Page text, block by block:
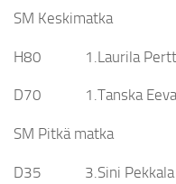
SM Keskimatka
H80 1.Laurila
D70 1.Tanska Eeva
SM Pitkä matka
D35 3.Sini Pekkala